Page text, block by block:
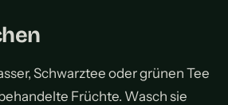
Schwarztee oder grünen Tee
Früchte. Wasch sie